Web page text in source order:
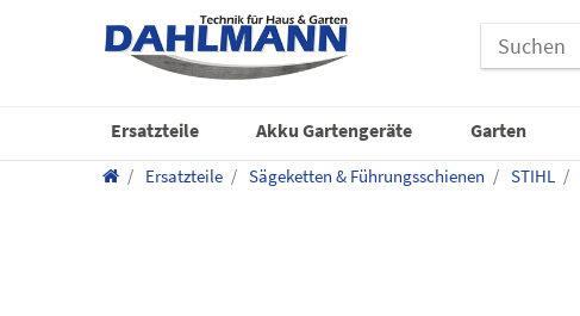
Ersatzteile Akku Gartengeräte Garten
Ersatzteile Sägeketten & Führungsschienen STIHL